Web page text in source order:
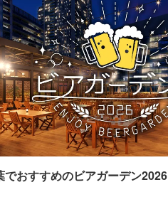
でおすすめのビアガーデン2026